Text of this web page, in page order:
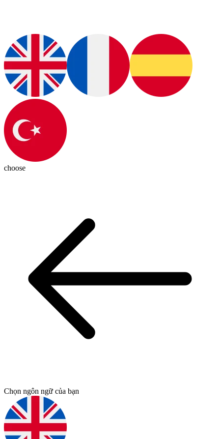
choose
Chọn ngôn ngữ của bạn